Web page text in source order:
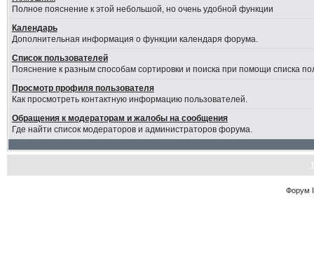
Полное пояснение к этой небольшой, но очень удобной функции
Календарь
Дополнительная информация о функции календаря форума.
Список пользователей
Пояснение к разным способам сортировки и поиска при помощи списка
Просмотр профиля пользователя
Как просмотреть контактную информацию пользователей.
Обращения к модераторам и жалобы на сообщения
Где найти список модераторов и администраторов форума.
Форум